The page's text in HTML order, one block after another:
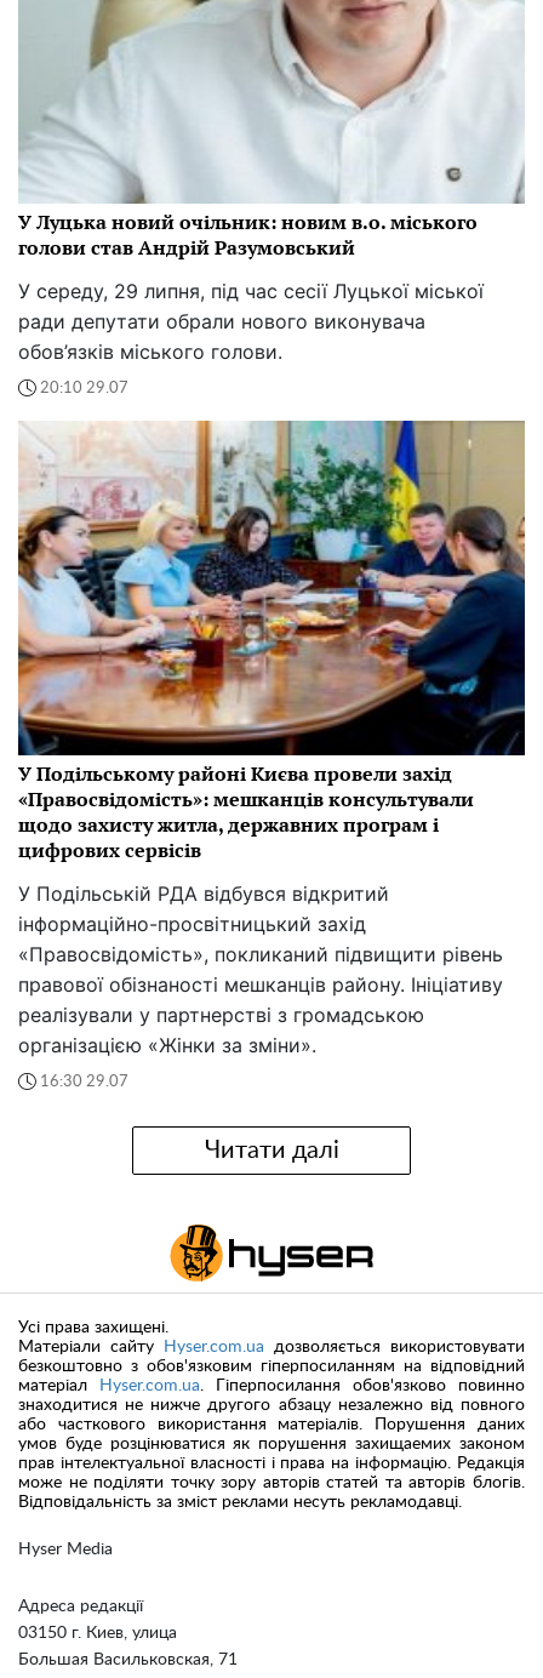
У Луцька новий очільник: новим в.о. міського
голови став Андрій Разумовський
У середу, 29 липня, під час сесії Луцької міської
ради депутати обрали нового виконувача
обов’язків міського голови.
20:10 29.07
У Подільському районі Києва провели захід
«Правосвідомість»: мешканців консультували
щодо захисту житла, державних програм і
цифрових сервісів
У Подільській РДА відбувся відкритий
інформаційно-просвітницький захід
«Правосвідомість», покликаний підвищити рівень
правової обізнаності мешканців району. Ініціативу
реалізували у партнерстві з громадською
організацією «Жінки за зміни».
16:30 29.07
Читати далі
Hyser Media
Адреса редакції
03150 г. Киев, улица
Большая Васильковская, 71
Усі права захищені.
Матеріали сайту
Hyser.com.ua дозволяється використовувати
безкоштовно з обов'язковим гіперпосиланням на відповідний
матеріал
Hyser.com.ua. Гіперпосилання обов'язково повинно
знаходитися не нижче другого абзацу незалежно від повного
або часткового використання матеріалів. Порушення даних
умов буде розцінюватися як порушення захищаемих законом
прав інтелектуальної власності і права на інформацію. Редакція
може не поділяти точку зору авторів статей та авторів блогів.
Відповідальність за зміст реклами несуть рекламодавці.